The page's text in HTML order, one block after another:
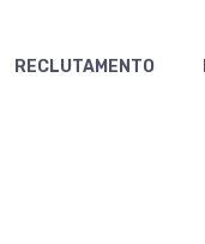
RECLUTAMENTO